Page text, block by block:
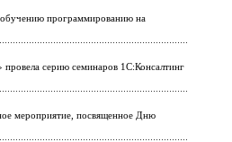
обучению программированию на
серию семинаров 1С:Консалтинг
мероприятие, посвященное Дню